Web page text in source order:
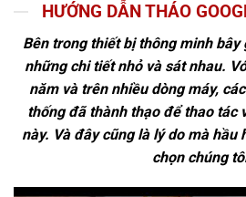
HƯỚNG DẪN THÁO
Bên trong thiết bị thông minh bây
những chi tiết nhỏ và sát nhau.
năm và trên nhiều dòng máy,
thống đã thành thạo để thao tác
này. Và đây cũng là lý do mà hầu
chọn chúng